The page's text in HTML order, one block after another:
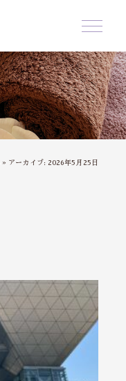
» アーカイブ: 2026年5月25日